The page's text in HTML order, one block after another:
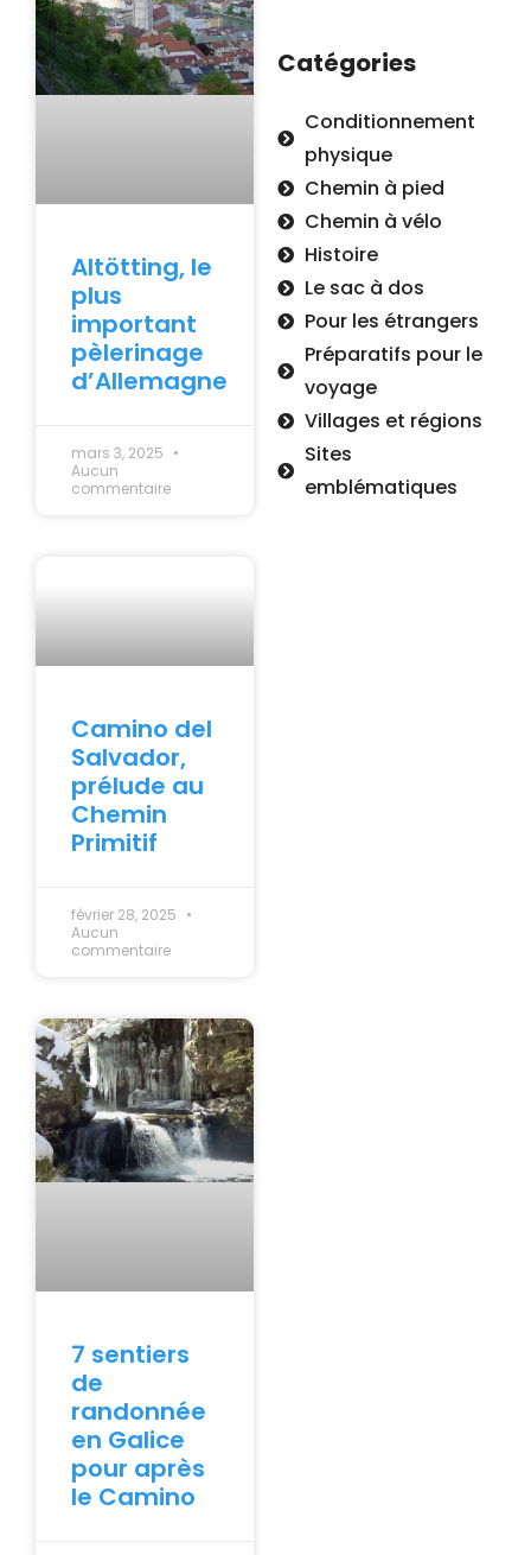
Altötting, le
plus
important
pèlerinage
d’Allemagne
mars 3, 2025
Aucun
commentaire
Camino del
Salvador,
prélude au
Chemin
Primitif
février 28, 2025
Aucun
commentaire
7 sentiers
de
randonnée
en Galice
pour après
le Camino
Catégories
Conditionnement
physique
Chemin à pied
Chemin à vélo
Histoire
Le sac à dos
Pour les étrangers
Préparatifs pour le
voyage
Villages et régions
Sites
emblématiques